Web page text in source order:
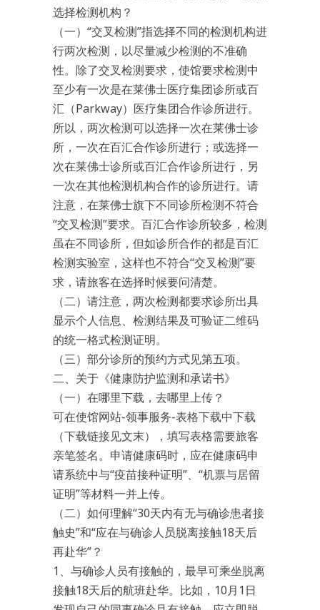
选择检测机构？
（一）“交叉检测”指选择不同的检测机构进
行两次检测，以尽量减少检测的不准确
性。除了交叉检测要求，使馆要求检测中
至少有一次是在莱佛士医疗集团诊所或百
汇（Parkway）医疗集团合作诊所进行。
所以，两次检测可以选择一次在莱佛士诊
所，一次在百汇合作诊所进行；或选择一
次在莱佛士诊所或百汇合作诊所进行，另
一次在其他检测机构合作的诊所进行。请
注意，在莱佛士旗下不同诊所检测不符合
“交叉检测”要求。百汇合作诊所较多，检测
虽在不同诊所，但如诊所合作的都是百汇
检测实验室，这样也不符合“交叉检测”要
求，请旅客在选择时候要问清楚。
（二）请注意，两次检测都要求诊所出具
显示个人信息、检测结果及可验证二维码
的统一格式检测证明。
（三）部分诊所的预约方式见第五项。
二、关于《健康防护监测和承诺书》
（一）在哪里下载，去哪里上传？
可在使馆网站-领事服务-表格下载中下载
（下载链接见文末），填写表格需要旅客
亲笔签名。申请健康码时，应在健康码申
请系统中与“疫苗接种证明”、“机票与居留
证明”等材料一并上传。
（二）如何理解“30天内有无与确诊患者接
触史”和“应在与确诊人员脱离接触18天后
再赴华”？
1、与确诊人员有接触的，最早可乘坐脱离
接触18天后的航班赴华。比如，10月1日